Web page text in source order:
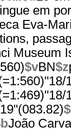
em
Eva-
Museum
$vBN$z
João